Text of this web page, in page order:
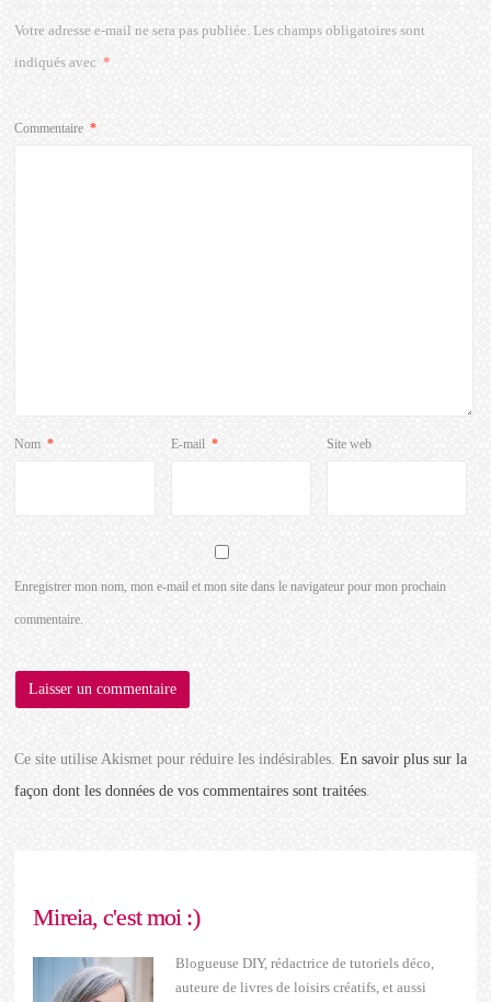
Votre adresse e-mail ne sera pas publiée. Les champs obligatoires sont
indiqués avec *
Commentaire *
Nom * E-mail * Site web
Enregistrer mon nom, mon e-mail et mon site dans le navigateur pour mon prochain
commentaire.
Ce site utilise Akismet pour réduire les indésirables.En savoir plus sur la
façon dont les données de vos commentaires sont traitées.
Mireia, c'est moi :)
Blogueuse DIY, rédactrice de tutoriels déco,
auteure de livres de loisirs créatifs, et aussi